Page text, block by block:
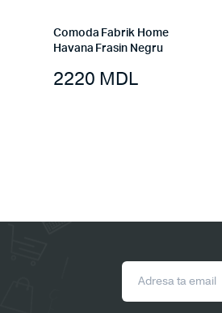
Comoda Fabrik Home
Havana Frasin Negru
2220 MDL